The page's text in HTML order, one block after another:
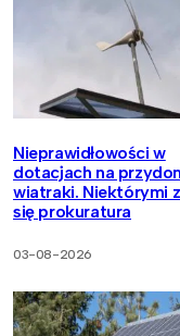
Nieprawidłowości w
dotacjach na
wiatraki. Niektórymi
się prokuratura
03-08-2026